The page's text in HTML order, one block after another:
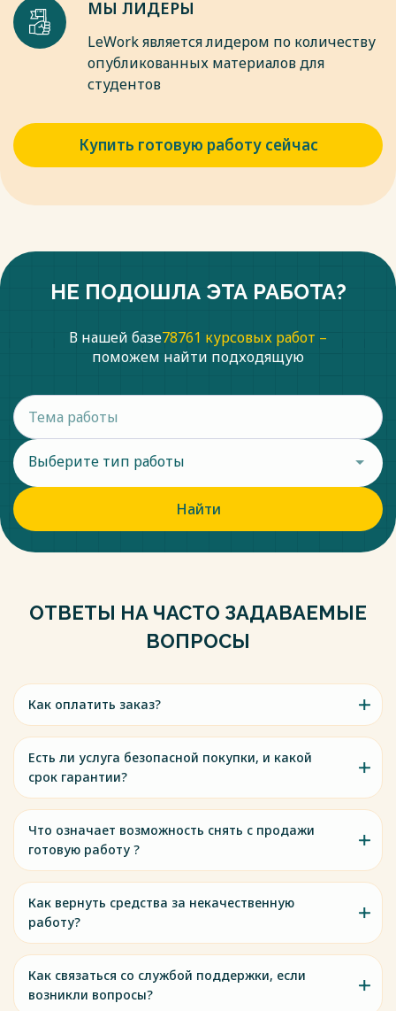
МЫ ЛИДЕРЫ
LeWork является лидером по количеству
опубликованных материалов для
студентов
Купить готовую работу сейчас
НЕ ПОДОШЛА ЭТА РАБОТА?
В нашей базе78761 курсовых работ –
поможем найти подходящую
Выберите тип работы
Найти
ОТВЕТЫ НА ЧАСТО ЗАДАВАЕМЫЕ
ВОПРОСЫ
Как оплатить заказ?
Есть ли услуга безопасной покупки, и какой
срок гарантии?
Что означает возможность снять с продажи
готовую работу ?
Как вернуть средства за некачественную
работу?
Как связаться со службой поддержки, если
возникли вопросы?